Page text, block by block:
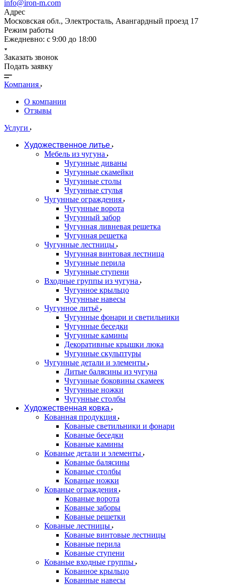
info@iron-m.com
Адрес
Московская обл., Электросталь, Авангардный проезд 17
Режим работы
Ежедневно: с 9:00 до 18:00
Заказать звонок
Подать заявку
Компания
О компании
Отзывы
Услуги
Художественное литье
Мебель из чугуна
Чугунные диваны
Чугунные скамейки
Чугунные столы
Чугунные стулья
Чугунные ограждения
Чугунные ворота
Чугунный забор
Чугунная ливневая решетка
Чугунная решетка
Чугунные лестницы
Чугунная винтовая лестница
Чугунные перила
Чугунные ступени
Входные группы из чугуна
Чугунное крыльцо
Чугунные навесы
Чугунное литьё
Чугунные фонари и светильники
Чугунные беседки
Чугунные камины
Декоративные крышки люка
Чугунные скульптуры
Чугунные детали и элементы
Литые балясины из чугуна
Чугунные боковины скамеек
Чугунные ножки
Чугунные столбы
Художественная ковка
Кованная продукция
Кованые светильники и фонари
Кованые беседки
Кованые камины
Кованые детали и элементы
Кованые балясины
Кованые столбы
Кованые ножки
Кованые ограждения
Кованые ворота
Кованые заборы
Кованые решетки
Кованые лестницы
Кованые винтовые лестницы
Кованые перила
Кованые ступени
Кованые входные группы
Кованное крыльцо
Кованные навесы